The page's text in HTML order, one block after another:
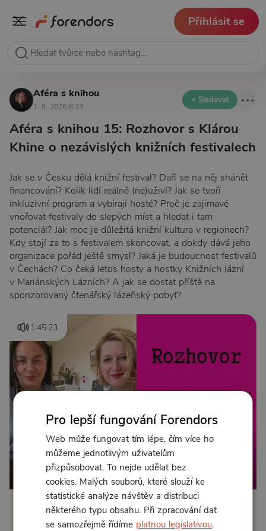
Přihlásit se
Aféra s knihou
1. 6. 2026 8:33
+ Sledovat
Aféra s knihou 15: Rozhovor s Klárou
Khine o nezávislých knižních festivalech
Jak se v Česku dělá knižní festival? Daří se na něj shánět
financování? Kolik lidí reálně (ne)uživí? Jak se tvoří
inkluzivní program a vybírají hosté? Proč je zajímavé
vnořovat festivaly do slepých míst a hledat i tam
potenciál? Jak moc je důležitá knižní kultura v regionech?
Kdy stojí za to s festivalem skoncovat, a dokdy dává jeho
organizace pořád ještě smysl? Jaká je budoucnost festivalů
v Čechách? Co čeká letos hosty a hostky Knižních lázní
v Mariánských Lázních? A jak se dostat příště na
sponzorovaný čtenářský lázeňský pobyt?
1:45:23
Od 169 Kč měsíčně nebo 89 Kč jednorázově
Zřídit předplatné
Pro lepší fungování Forendors
Web může fungovat tím lépe, čím více ho
můžeme jednotlivým uživatelům
přizpůsobovat. To nejde udělat bez
cookies. Malých souborů, které slouží ke
statistické analýze návštěv a distribuci
některého typu obsahu. Při zpracování dat
se samozřejmě řídíme platnou legislativou.